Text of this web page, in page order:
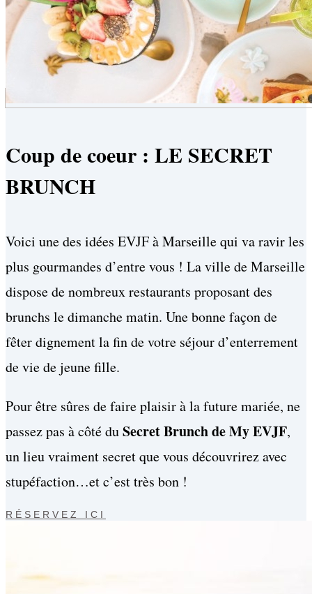
Coup de coeur : LE SECRET
BRUNCH
Voici une des idées EVJF à Marseille qui va ravir les
plus gourmandes d’entre vous ! La ville de Marseille
dispose de nombreux restaurants proposant des
brunchs le dimanche matin. Une bonne façon de
fêter dignement la fin de votre séjour d’enterrement
de vie de jeune fille.
Pour être sûres de faire plaisir à la future mariée, ne
passez pas à côté duSecret Brunch de My EVJF,
un lieu vraiment secret que vous découvrirez avec
stupéfaction…et c’est très bon !
RÉSERVEZ ICI